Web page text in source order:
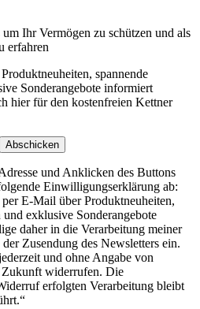
Ihr Vermögen zu schützen und als
erfahren
spannende
Sonderangebote informiert
hier für den kostenfreien Kettner
Abschicken
und Anklicken des Buttons
Einwilligungserklärung ab:
E-Mail über Produktneuheiten,
exklusive Sonderangebote
daher in die Verarbeitung meiner
Zusendung des Newsletters ein.
und ohne Angabe von
widerrufen. Die
erfolgten Verarbeitung bleibt